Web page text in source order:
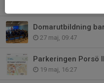
Domarutbildning
27 maj, 09:47
Parkeringen Porsö
19 maj, 16:27